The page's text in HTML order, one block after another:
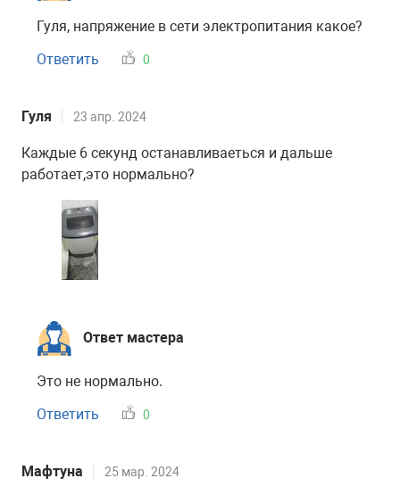
Гуля, напряжение в сети электропитания какое?
Ответить
0
Гуля 23 апр. 2024
Каждые 6 секунд останавливаеться и дальше
работает,это нормально?
Ответ мастера
Это не нормально.
Ответить
0
Мафтуна 25 мар. 2024